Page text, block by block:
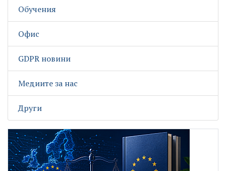
Обучения
Офис
GDPR новини
Медиите за нас
Други